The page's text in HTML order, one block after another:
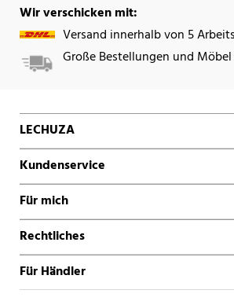
Wir verschicken mit:
Versand innerhalb von 5
Große Bestellungen und
LECHUZA
Kundenservice
Für mich
Rechtliches
Für Händler